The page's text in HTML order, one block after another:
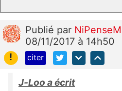
Publié par
08/11/2017 à 14h50
!
citer
J-Loo a écrit